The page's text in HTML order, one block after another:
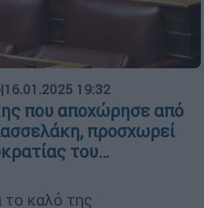
|16.01.2025 19:32
που αποχώρησε από
προσχωρεί
του…
το καλό της